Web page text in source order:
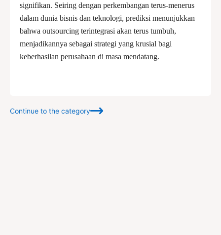
signifikan. Seiring dengan perkembangan terus-menerus
dalam dunia bisnis dan teknologi, prediksi menunjukkan
bahwa outsourcing terintegrasi akan terus tumbuh,
menjadikannya sebagai strategi yang krusial bagi
keberhasilan perusahaan di masa mendatang.
Continue to the category